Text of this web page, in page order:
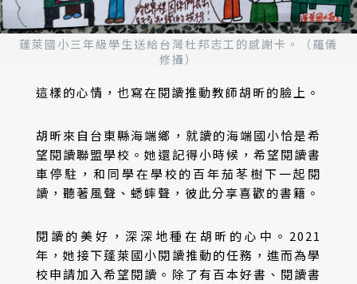
蓬萊國小三年級學生送給台灣杜邦志工的感謝卡。（羅儀
修攝）
這樣的心情，也寫在閱讀推動教師胡昕的臉上。
胡昕來自台東縣海端鄉，就讀的海端國小恰是希
望閱讀聯盟學校。她還記得小時候，希望閱讀書
車停駐，和同學在學校的百年茄苳樹下一起閱
讀，聽著風聲、蟋蟀聲，彼此分享喜歡的書籍。
閱讀的美好，深深地種在胡昕的心中。2021
年，她接下蓬萊國小閱讀推動的任務，進而為學
校申請加入希望閱讀。除了有百本好書、閱讀書